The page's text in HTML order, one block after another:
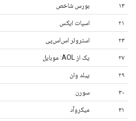
۱۳ بورس شاخص
۲۱ اسپات ایکس
۲۳ استروئر اس‌اس‌پی
۲۷ یک از AOL: موبایل
۲۹ ییلد وان
۳۰ سورن
۳۱ میکروآد